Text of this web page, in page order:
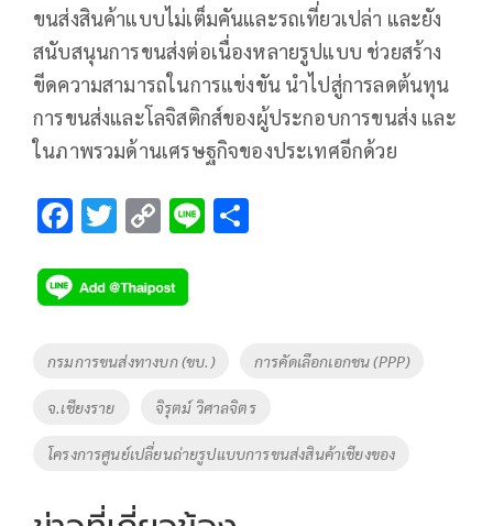
ขนส่งสินค้าแบบไม่เต็มคันและรถเที่ยวเปล่า และยัง
สนับสนุนการขนส่งต่อเนื่องหลายรูปแบบ ช่วยสร้าง
ขีดความสามารถในการแข่งขัน นำไปสู่การลดต้นทุน
การขนส่งและโลจิสติกส์ของผู้ประกอบการขนส่ง และ
ในภาพรวมด้านเศรษฐกิจของประเทศอีกด้วย
F
e
b
o
o
k
T
tt
er
C
p
y
Li
n
k
Li
Tags
กรมการขนส่งทางบก (ขบ.) การคัดเลือกเอกชน (PPP)
จ.เชียงราย จิรุตม์ วิศาลจิตร
โครงการศูนย์เปลี่ยนถ่ายรูปแบบการขนส่งสินค้าเชียงของ